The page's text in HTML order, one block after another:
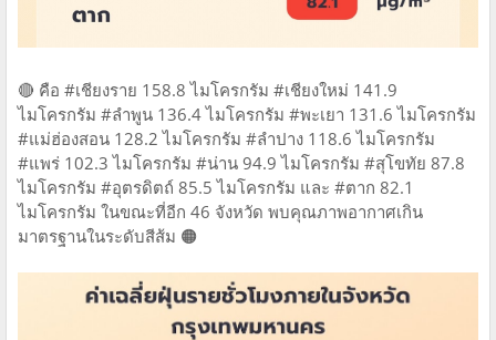
🔴 คือ #เชียงราย 158.8 ไมโครกรัม #เชียงใหม่ 141.9
ไมโครกรัม #ลำพูน 136.4 ไมโครกรัม #พะเยา 131.6 ไมโครกรัม
#แม่ฮ่องสอน 128.2 ไมโครกรัม #ลำปาง 118.6 ไมโครกรัม
#แพร่ 102.3 ไมโครกรัม #น่าน 94.9 ไมโครกรัม #สุโขทัย 87.8
ไมโครกรัม #อุตรดิตถ์ 85.5 ไมโครกรัม และ #ตาก 82.1
ไมโครกรัม ในขณะที่อีก 46 จังหวัด พบคุณภาพอากาศเกิน
มาตรฐานในระดับสีส้ม 🟠